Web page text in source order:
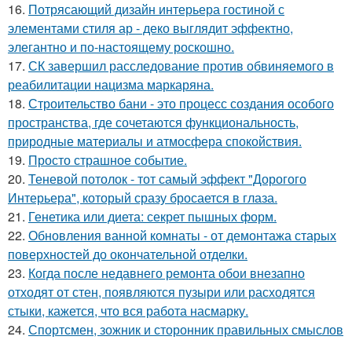
16. Потрясающий дизайн интерьера гостиной с
элементами стиля ар - деко выглядит эффектно,
элегантно и по-настоящему роскошно.
17. СК завершил расследование против обвиняемого в
реабилитации нацизма маркаряна.
18. Строительство бани - это процесс создания особого
пространства, где сочетаются функциональность,
природные материалы и атмосфера спокойствия.
19. Просто страшное событие.
20. Теневой потолок - тот самый эффект "Дорогого
Интерьера", который сразу бросается в глаза.
21. Генетика или диета: секрет пышных форм.
22. Обновления ванной комнаты - от демонтажа старых
поверхностей до окончательной отделки.
23. Когда после недавнего ремонта обои внезапно
отходят от стен, появляются пузыри или расходятся
стыки, кажется, что вся работа насмарку.
24. Спортсмен, зожник и сторонник правильных смыслов